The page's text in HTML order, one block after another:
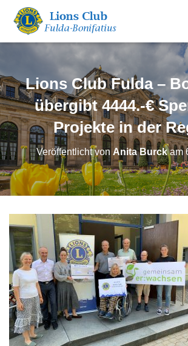
Lions Club Fulda –
übergibt 4444.-€
Projekte in der
Veröffentlicht vonAnita Burckam